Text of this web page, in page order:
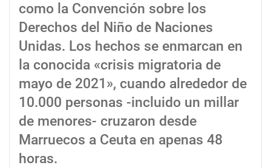
como la Convención sobre los
Derechos del Niño de Naciones
Unidas. Los hechos se enmarcan en
la conocida «crisis migratoria de
mayo de 2021», cuando alrededor de
10.000 personas -incluido un millar
de menores- cruzaron desde
Marruecos a Ceuta en apenas 48
horas.